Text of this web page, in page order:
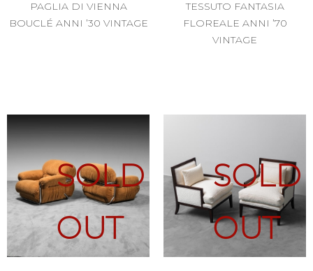
PAGLIA DI VIENNA
BOUCLÉ ANNI ’30 VINTAGE
TESSUTO FANTASIA
FLOREALE ANNI ’70
VINTAGE
SOLD
OUT
SOLD
OUT